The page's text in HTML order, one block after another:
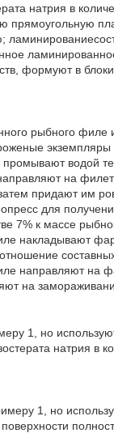
натрия в
прямоугольную
формуют в
рыбного
экземпляры
водой
на
придают им
для
7% к массе
накладывают
направляют на
на
1, но
натрия в
1, но